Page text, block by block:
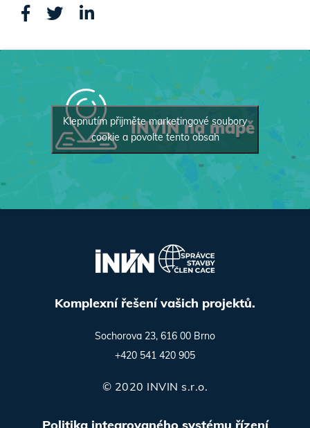
INVIN na mapě
Klepnutím přijměte marketingové soubory
cookie a povolte tento obsah
Komplexní řešení vašich projektů.
Sochorova 23, 616 00 Brno
+420 541 420 905
© 2020 INVIN s.r.o.
Politika integrovaného systému řízení